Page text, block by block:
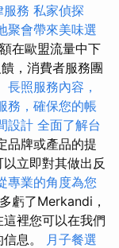
服務 私家偵探
聚會帶來美味選
在歐盟流量中下
，消費者服務團
長照服務內容，
務，確保您的帳
設計 全面了解台
品牌或產品的提
立即對其做出反
專業的角度為您
多虧了Merkandi，
裡您可以在我們
息。 月子餐選